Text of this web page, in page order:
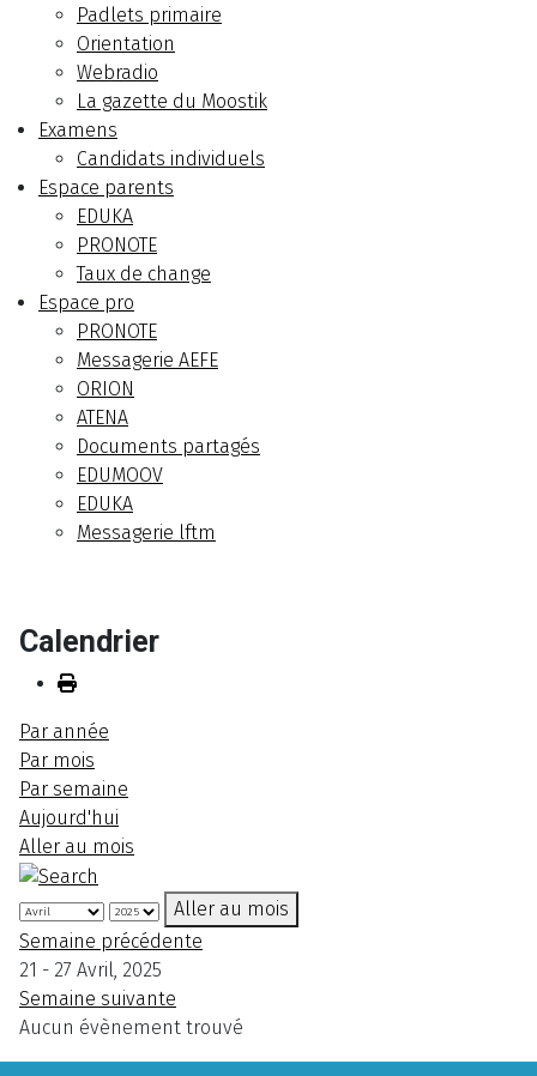
Padlets primaire
Orientation
Webradio
La gazette du Moostik
Examens
Candidats individuels
Espace parents
EDUKA
PRONOTE
Taux de change
Espace pro
PRONOTE
Messagerie AEFE
ORION
ATENA
Documents partagés
EDUMOOV
EDUKA
Messagerie lftm
Calendrier
Par année
Par mois
Par semaine
Aujourd'hui
Aller au mois
Aller au mois
Semaine précédente
21 - 27 Avril, 2025
Semaine suivante
Aucun évènement trouvé